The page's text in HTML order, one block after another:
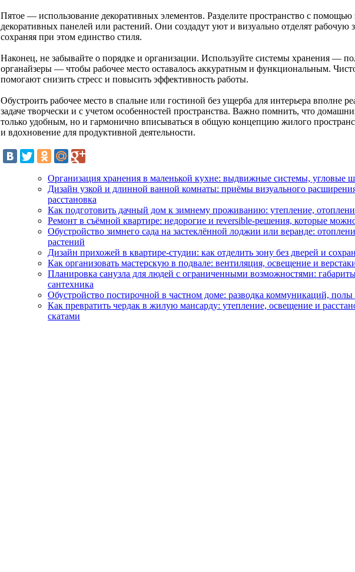
Пятое — использование декоративных элементов. Разделите пространство с помощью
декоративных панелей или растений. Они создадут уют и визуально отделят рабочую
сохраняя при этом единство стиля.
Наконец, не забывайте о порядке и организации. Используйте системы хранения —
органайзеры — чтобы рабочее место оставалось аккуратным и функциональным.
помогают снизить стресс и повысить эффективность работы.
Обустроить рабочее место в спальне или гостиной без ущерба для интерьера вполне
задаче творчески и с учетом особенностей пространства. Важно помнить, что
только удобным, но и гармонично вписываться в общую концепцию жилого
и вдохновение для продуктивной деятельности.
Организация хранения в маленькой кухне: выдвижные системы, угловые
Дизайн узкой и длинной ванной комнаты: приёмы визуального
расстановка
Как подготовить дачный дом к зимнему проживанию: утепление,
Ремонт в съёмной квартире: недорогие и reversible-решения, которые можно
Обустройство зимнего сада на застеклённой лоджии или веранде:
растений
Дизайн прихожей в квартире-студии: как отделить зону без дверей и
Как организовать мастерскую в подвале: вентиляция, освещение и
Планировка санузла для людей с ограниченными возможностями:
сантехника
Обустройство постирочной в частном доме: разводка коммуникаций,
Как превратить чердак в жилую мансарду: утепление, освещение и
скатами